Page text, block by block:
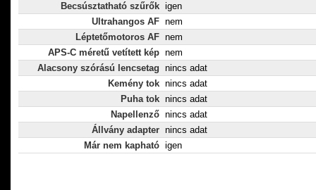
Becsúsztatható szűrők igen
Ultrahangos AF nem
Léptetőmotoros AF nem
APS-C méretű vetített kép nem
Alacsony szórású lencsetag nincs adat
Kemény tok nincs adat
Puha tok nincs adat
Napellenző nincs adat
Állvány adapter nincs adat
Már nem kapható igen